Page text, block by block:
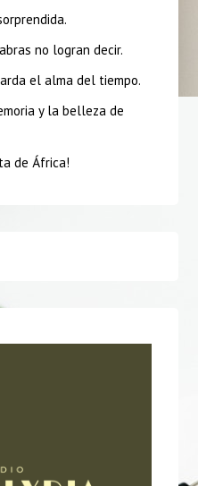
no logran decir.
el alma del tiempo.
y la belleza de
de África!